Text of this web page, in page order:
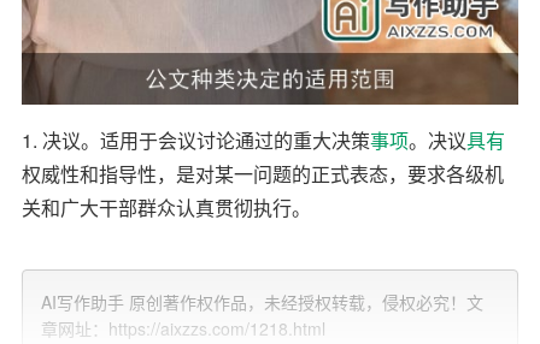
1. 决议。适用于会议讨论通过的重大决策事项。决议具有
权威性和指导性，是对某一问题的正式表态，要求各级机
关和广大干部群众认真贯彻执行。
位和人员、变更或者撤销下级机关不适当的决定事项。决
定具有指令性和约束性，是机关单位在日常工作中常用的
AI写作助手 原创著作权作品，未经授权转载，侵权必究！文
章网址：https://aixzzs.com/1218.html